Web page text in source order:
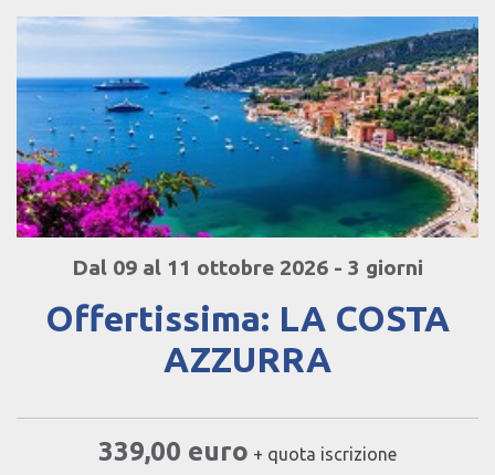
Dal 09 al 11 ottobre 2026 - 3 giorni
Offertissima: LA COSTA
AZZURRA
339,00 euro + quota iscrizione